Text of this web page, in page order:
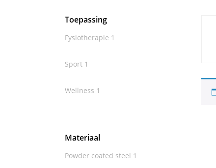
Toepassing
Fysiotherapie 1
Sport 1
Wellness 1
Materiaal
Powder coated steel 1